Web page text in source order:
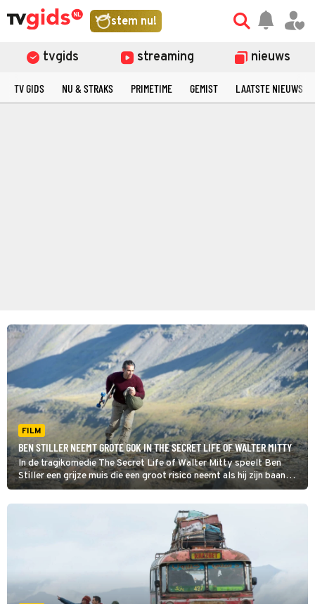
stem nu!
tvgids streaming nieuws
TV GIDS NU & STRAKS PRIMETIME GEMIST LAATSTE NIEUWS
FILM
BEN STILLER NEEMT GROTE GOK IN THE SECRET LIFE OF WALTER MITTY
In de tragikomedie The Secret Life of Walter Mitty speelt Ben
Stiller een grijze muis die een groot risico neemt als hij zijn baan
dreigt kwijt te raken.